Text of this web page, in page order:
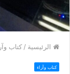
الرئيسية / كتاب
كتاب وآراء